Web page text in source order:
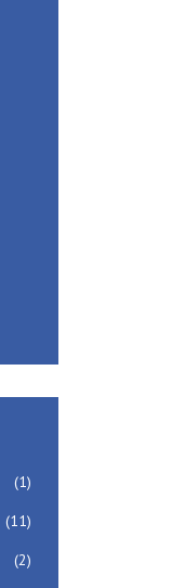
(1)
(11)
(2)